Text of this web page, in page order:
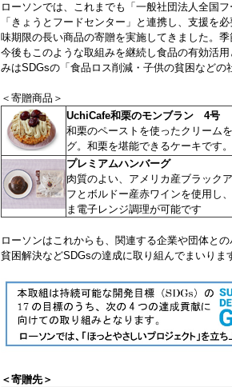
ローソンでは、これまでも「一般社団法人全国
「きょうとフードセンター」と連携し、支援を
味期限の長い商品の寄贈を実施してきました。
今後もこのような取組みを継続し食品の有効活
みはSDGsの「食品ロス削減・子供の貧困などの
＜寄贈商品＞
UchiCafe和栗のモンブラン 4号
和栗のペーストを使ったクリーム
グ。和栗を堪能できるケーキです。
プレミアムハンバーグ
肉質のよい、アメリカ産ブラック
フとボルドー産赤ワインを使用し
ま電子レンジ調理が可能です
ローソンはこれからも、関連する企業や団体と
貧困解決などSDGsの達成に取り組んでまいりま
＜寄贈先＞